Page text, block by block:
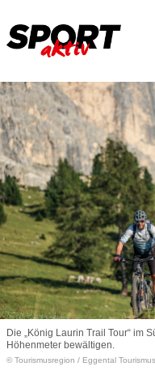
Die „König Laurin Trail Tour“ im
Höhenmeter bewältigen.
© Tourismusregion / Eggental